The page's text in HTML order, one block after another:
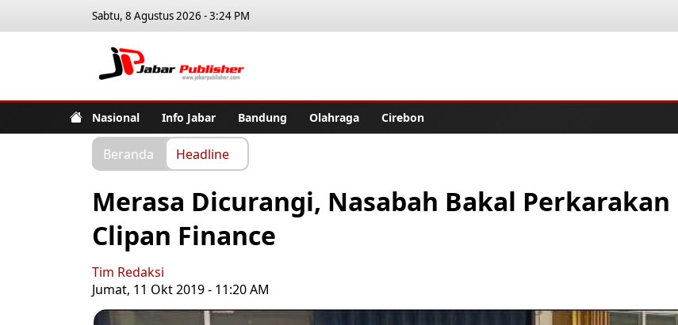
Sabtu, 8 Agustus 2026 - 3:24 PM
Nasional Info Jabar Bandung Olahraga Cirebon
Beranda Headline
Merasa Dicurangi, Nasabah Bakal Perkarakan
Clipan Finance
Tim Redaksi
Jumat, 11 Okt 2019 - 11:20 AM